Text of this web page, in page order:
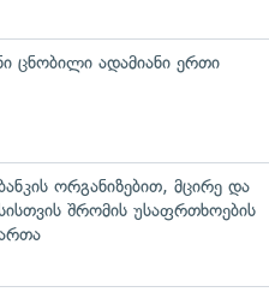
ცნობილი ადამიანი ერთი
ორგანიზებით, მცირე და
შრომის უსაფრთხოების